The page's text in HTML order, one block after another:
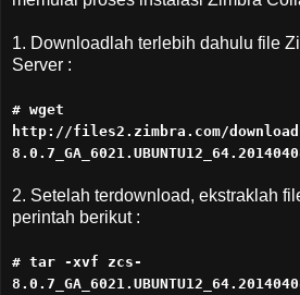
1. Downloadlah terlebih dahulu file
Server :
# wget
http://files2.zimbra.com/
2. Setelah terdownload, ekstraklah
perintah berikut :
# tar -xvf zcs-